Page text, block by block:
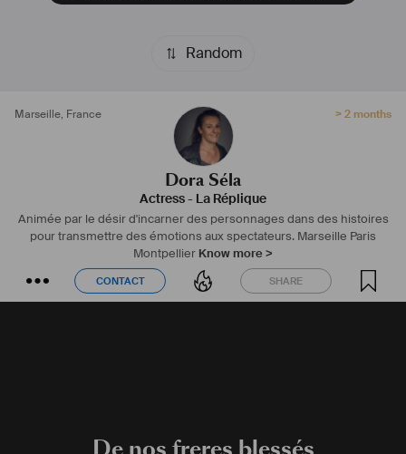
Random
Marseille, France > 2 months
Dora Séla
Actress- La Réplique
Animée par le désir d'incarner des personnages dans des histoires
pour transmettre des émotions aux spectateurs. Marseille Paris
Montpellier Know more >
CONTACT SHARE
CONTACT SHARE